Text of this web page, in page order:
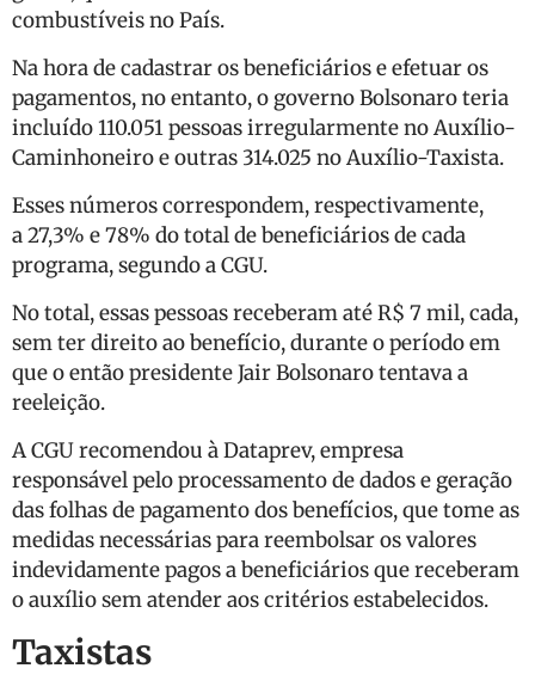
combustíveis no País.
Na hora de cadastrar os beneficiários e efetuar os
pagamentos, no entanto, o governo Bolsonaro teria
incluído 110.051 pessoas irregularmente no Auxílio-
Caminhoneiro e outras 314.025 no Auxílio-Taxista.
Esses números correspondem, respectivamente,
a27,3% e 78% do total de beneficiários de cada
programa, segundo a CGU.
No total, essas pessoas receberam até R$ 7 mil, cada,
sem ter direito ao benefício, durante o período em
que o então presidente Jair Bolsonaro tentava a
reeleição.
A CGU recomendou à Dataprev, empresa
responsável pelo processamento de dados e geração
das folhas de pagamento dos benefícios, que tome as
medidas necessárias para reembolsar os valores
indevidamente pagos a beneficiários que receberam
o auxílio sem atender aos critérios estabelecidos.
Taxistas